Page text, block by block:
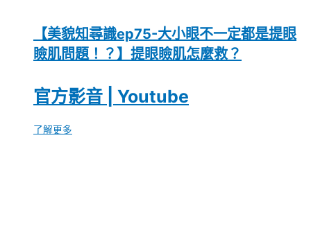
【美貌知尋識ep75-大小眼不一定都是提眼
瞼肌問題！？】提眼瞼肌怎麼救？
官方影音 | Youtube
了解更多